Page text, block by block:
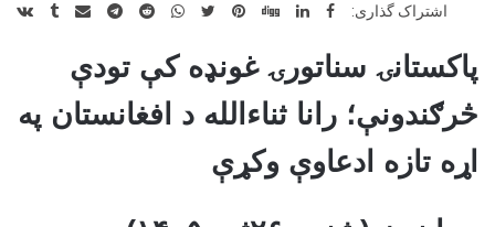
اشتراک گذاری:
پاکستانۍ سناتورۍ غونډه کې تودې
څرګندونې؛ رانا ثناءالله د افغانستان په
اړه تازه ادعاوې وکړې